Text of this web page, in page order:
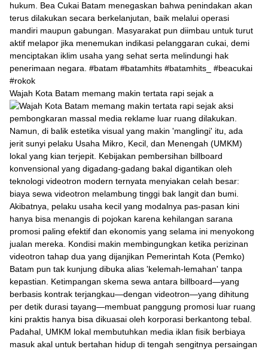
Wajah Kota Batam memang makin tertata rapi sejak a